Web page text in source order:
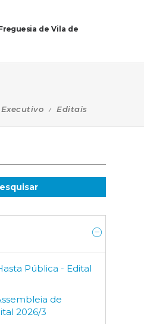
de Vila de
Executivo Editais
Pública - Edital
de
2026/3